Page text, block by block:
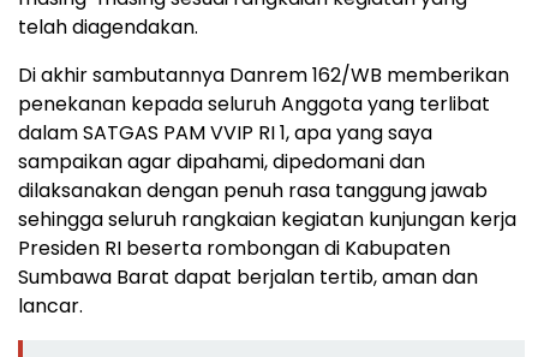
telah diagendakan.
Di akhir sambutannya Danrem 162/WB memberikan
penekanan kepada seluruh Anggota yang terlibat
dalam SATGAS PAM VVIP RI 1, apa yang saya
sampaikan agar dipahami, dipedomani dan
dilaksanakan dengan penuh rasa tanggung jawab
sehingga seluruh rangkaian kegiatan kunjungan kerja
Presiden RI beserta rombongan di Kabupaten
Sumbawa Barat dapat berjalan tertib, aman dan
lancar.